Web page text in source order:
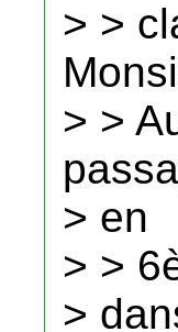
> >
> >
> en
> >
>